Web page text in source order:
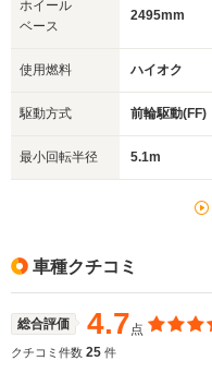
ホイール
ベース
2495mm
使用燃料 ハイオク
駆動方式 前輪駆動(FF)
最小回転半径 5.1m
車種クチコミ
総合評価 4.7点
クチコミ件数 25 件